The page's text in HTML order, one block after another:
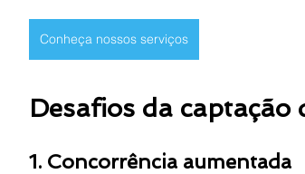
Conheça nossos serviços
Desafios da captação
1. Concorrência aumentada